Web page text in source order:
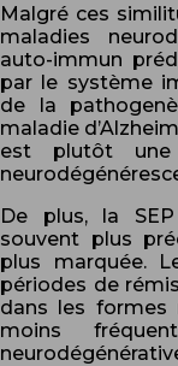
Malgré ces
maladies
auto-immun
par le système
de la
maladie
est plutôt une
De plus, la
souvent plus
plus marquée.
périodes de
dans les formes
moins